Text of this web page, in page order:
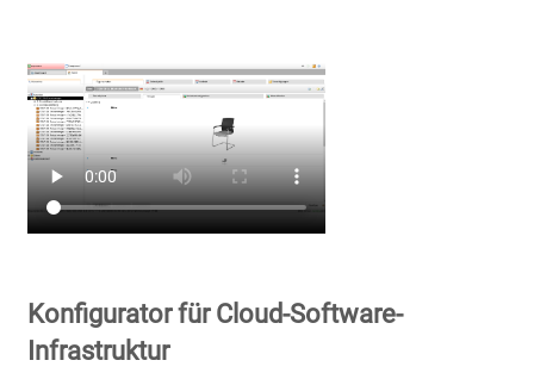
Konfigurator für Cloud-Software-
Infrastruktur